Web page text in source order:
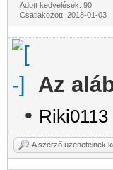
Adott kedvelések: 90
Csatlakozott: 2018-01-03
Az
• Riki0113
A szerző üzeneteinek